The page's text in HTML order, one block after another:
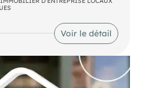
dont une partie en
charge et un bureau ..
parking avec + de 30 places,
de premier ordre,
marie blachère, basic-fit,
C'bio, centrakor, etc..
Voir le détail